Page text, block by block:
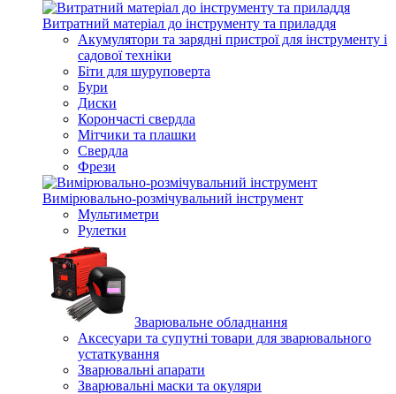
Витратний матеріал до інструменту та приладдя
Акумулятори та зарядні пристрої для інструменту і
садової техніки
Біти для шуруповерта
Бури
Диски
Корончасті свердла
Мітчики та плашки
Свердла
Фрези
Вимірювально-розмічувальний інструмент
Мультиметри
Рулетки
Зварювальне обладнання
Аксесуари та супутні товари для зварювального
устаткування
Зварювальні апарати
Зварювальні маски та окуляри